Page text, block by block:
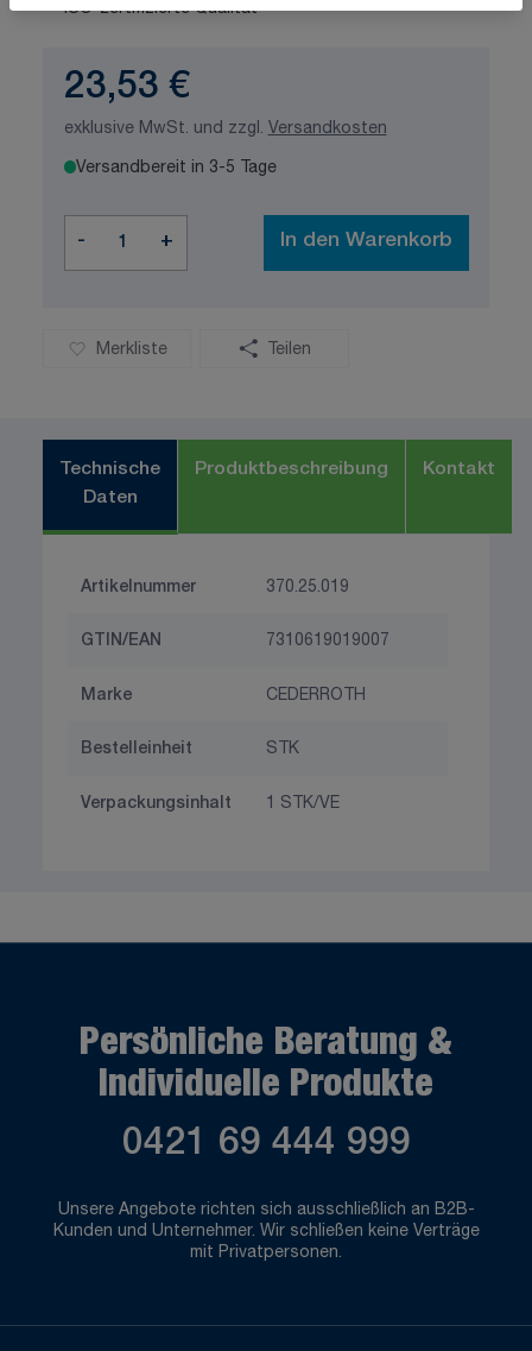
ISO-zertifizierte Qualität
23,53 €
exklusive MwSt. und zzgl. Versandkosten
Versandbereit in 3-5 Tage
- + In den Warenkorb
Merkliste Teilen
Technische
Daten
Produktbeschreibung Kontakt
Artikelnummer 370.25.019
GTIN/EAN 7310619019007
Marke CEDERROTH
Bestelleinheit STK
Verpackungsinhalt 1 STK/VE
Persönliche Beratung &
Individuelle Produkte
0421 69 444 999
Unsere Angebote richten sich ausschließlich an B2B-
Kunden und Unternehmer. Wir schließen keine Verträge
mit Privatpersonen.